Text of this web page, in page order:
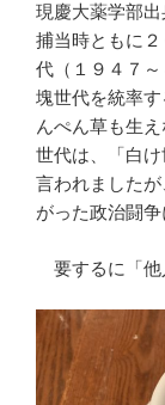
現慶大薬学部
捕当時ともに
代（１９４７
塊世代を統率
んぺん草も生
世代は、「白
言われました
がった政治闘
要するに「他